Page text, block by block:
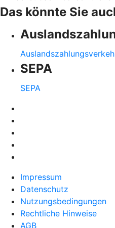
Das könnte Sie
SEPA
SEPA
Impressum
Datenschutz
Nutzungsbedingungen
Rechtliche Hinweise
AGB